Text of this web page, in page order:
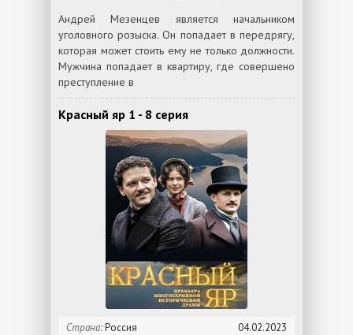
Андрей Мезенцев является начальником
уголовного розыска. Он попадает в передрягу,
которая может стоить ему не только должности.
Мужчина попадает в квартиру, где совершено
преступление в
Красный яр 1 - 8 серия
Страна:Россия
04.02.2023